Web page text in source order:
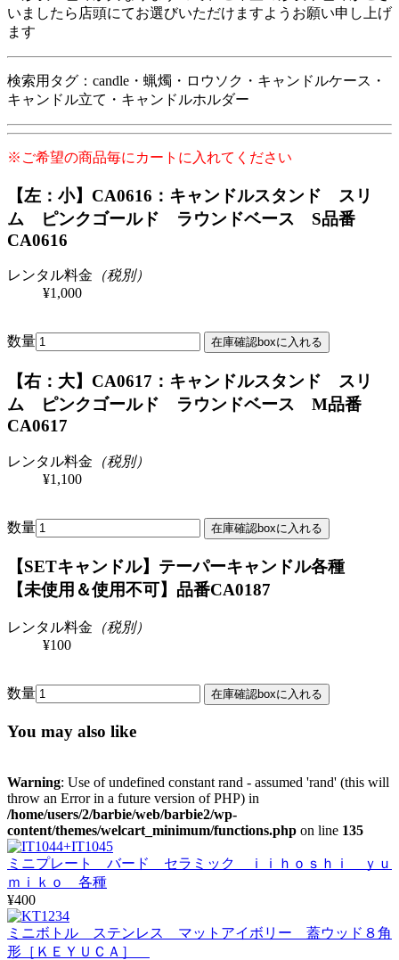
いましたら店頭にてお選びいただけますようお願い申し上げ
ます
検索用タグ：candle・蝋燭・ロウソク・キャンドルケース・
キャンドル立て・キャンドルホルダー
※ご希望の商品毎にカートに入れてください
【左：小】CA0616：キャンドルスタンド スリ
ム ピンクゴールド ラウンドベース S品番
CA0616
レンタル料金 （税別）
¥1,000
数量
【右：大】CA0617：キャンドルスタンド スリ
ム ピンクゴールド ラウンドベース M品番
CA0617
レンタル料金 （税別）
¥1,100
数量
【SETキャンドル】テーパーキャンドル各種
【未使用＆使用不可】 品番CA0187
レンタル料金 （税別）
¥100
数量
You may also like
Warning: Use of undefined constant rand - assumed 'rand' (this will
throw an Error in a future version of PHP) in
/home/users/2/barbie/web/barbie2/wp-
content/themes/welcart_minimum/functions.php on line 135
ミニプレート バード セラミック ｉｉｈｏｓｈｉ ｙｕ
ｍｉｋｏ 各種
¥400
ミニボトル ステンレス マットアイボリー 蓋ウッド８角
形［ＫＥＹＵＣＡ］